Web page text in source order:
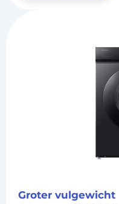
Groter vulgewicht